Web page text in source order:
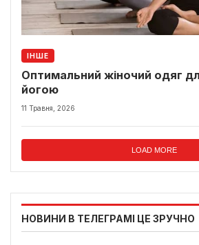
ІНШЕ
Оптимальний жіночий одяг
йогою
11 Травня, 2026
LOAD MORE
НОВИНИ В ТЕЛЕГРАМІ ЦЕ ЗРУЧНО